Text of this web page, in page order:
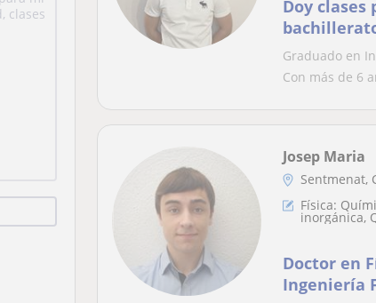
Doy clases
así como
Graduado en
Con más de 6
Josep Maria
Sentmenat,
Física:
inorgánica,
Doctor en
Ingeniería